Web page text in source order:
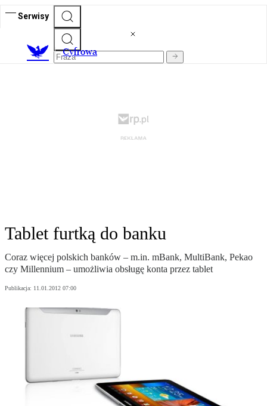
Serwisy
Cyfrowa
Tablet furtką do banku
Coraz więcej polskich banków – m.in. mBank, MultiBank, Pekao
czy Millennium – umożliwia obsługę konta przez tablet
Publikacja: 11.01.2012 07:00